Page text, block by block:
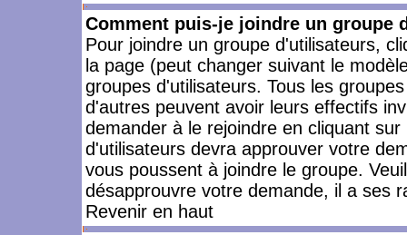
Comment puis-je joindre un groupe
Pour joindre un groupe d'utilisateurs,
la page (peut changer suivant le
groupes d'utilisateurs. Tous les
d'autres peuvent avoir leurs effectifs
demander à le rejoindre en cliquant
d'utilisateurs devra approuver votre
vous poussent à joindre le groupe.
désapprouvre votre demande, il a ses
Revenir en haut